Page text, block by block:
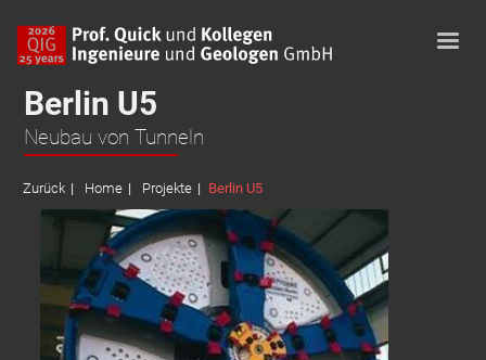
Berlin U5
Neubau von Tunneln
Zurück Home Projekte Berlin U5